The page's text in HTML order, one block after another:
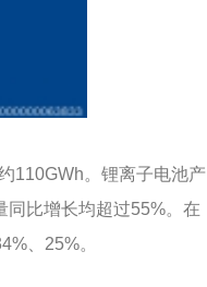
110GWh。锂离子电池产
同比增长均超过55%。在
、25%。